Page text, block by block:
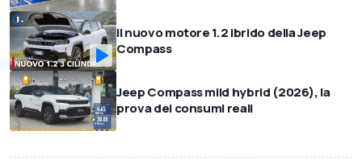
Il nuovo motore 1.2 ibrido della Jeep
Compass
Jeep Compass mild hybrid (2026), la
prova dei consumi reali